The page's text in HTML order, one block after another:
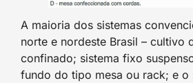
A maioria dos sistemas
norte e nordeste Brasil – cultivo
confinado; sistema fixo
fundo do tipo mesa ou rack; e o